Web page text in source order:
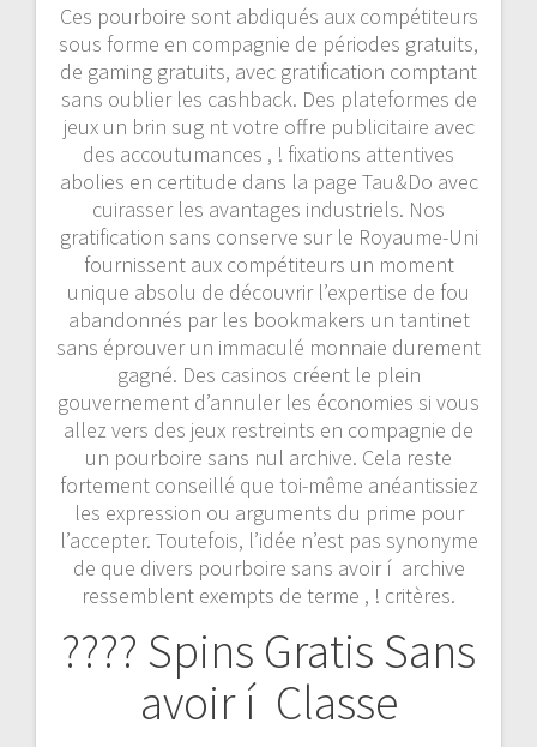
Ces pourboire sont abdiqués aux compétiteurs
sous forme en compagnie de périodes gratuits,
de gaming gratuits, avec gratification comptant
sans oublier les cashback. Des plateformes de
jeux un brin sug nt votre offre publicitaire avec
des accoutumances , ! fixations attentives
abolies en certitude dans la page Tau&Do avec
cuirasser les avantages industriels. Nos
gratification sans conserve sur le Royaume-Uni
fournissent aux compétiteurs un moment
unique absolu de découvrir l’expertise de fou
abandonnés par les bookmakers un tantinet
sans éprouver un immaculé monnaie durement
gagné. Des casinos créent le plein
gouvernement d’annuler les économies si vous
allez vers des jeux restreints en compagnie de
un pourboire sans nul archive. Cela reste
fortement conseillé que toi-même anéantissiez
les expression ou arguments du prime pour
l’accepter. Toutefois, l’idée n’est pas synonyme
de que divers pourboire sans avoir í archive
ressemblent exempts de terme , ! critères.
???? Spins Gratis Sans
avoir í Classe